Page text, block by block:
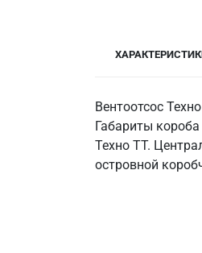
Вентоотсос
Габариты
Техно ТТ.
островной